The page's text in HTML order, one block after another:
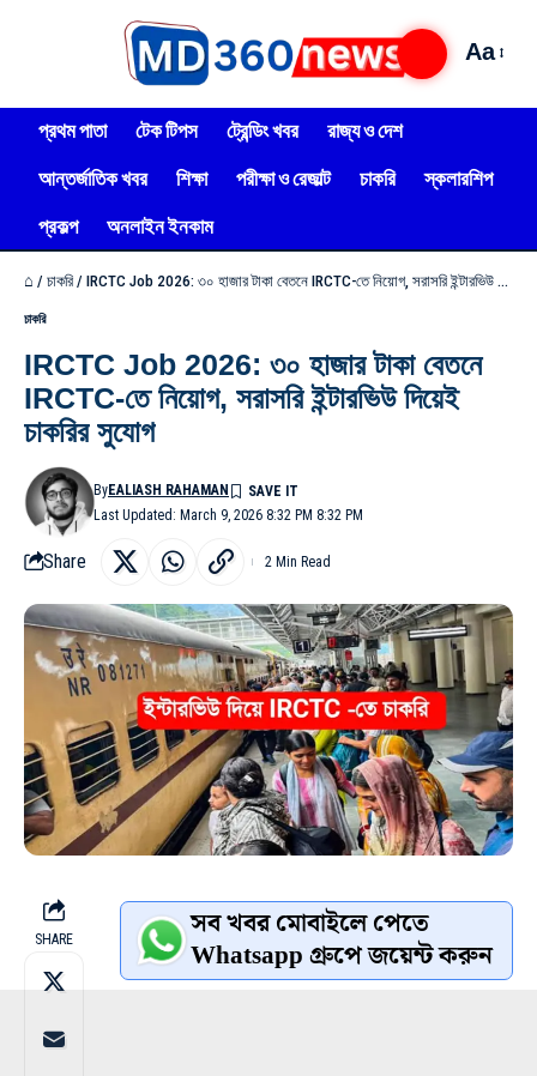
Aa
প্রথম পাতা টেক টিপস ট্রেন্ডিং খবর
রাজ্য ও দেশ
আন্তর্জাতিক খবর
শিক্ষা পরীক্ষা ও রেজাল্ট চাকরি
স্কলারশিপ
প্রকল্প
অনলাইন ইনকাম
⌂ / চাকরি / IRCTC Job 2026: ৩০ হাজার টাকা বেতনে IRCTC-তে নিয়োগ, সরাসরি ইন্টারভিউ দিয়েই চাকরির সুযোগ
চাকরি
IRCTC Job 2026: ৩০ হাজার টাকা বেতনে
IRCTC-তে নিয়োগ, সরাসরি ইন্টারভিউ দিয়েই
চাকরির সুযোগ
Last Updated: March 9, 2026 8:32 PM 8:32 PM
ByEALIASH RAHAMAN
Share 2 Min Read
SHARE সব খবর মোবাইলে পেতে
Whatsapp গ্রুপে জয়েন্ট করুন